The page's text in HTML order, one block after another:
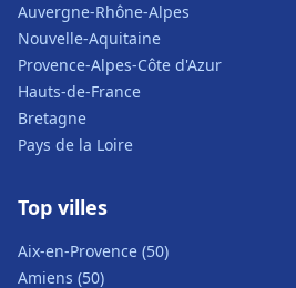
Auvergne-Rhône-Alpes
Nouvelle-Aquitaine
Provence-Alpes-Côte d'Azur
Hauts-de-France
Bretagne
Pays de la Loire
Top villes
Aix-en-Provence (50)
Amiens (50)